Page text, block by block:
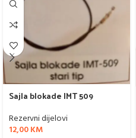
Sajla blokade IMT 509
Rezervni dijelovi
12,00KM